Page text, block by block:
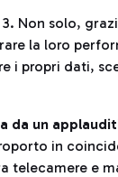
Non solo,
la loro
i propri dati,
da un
in
telecamere e